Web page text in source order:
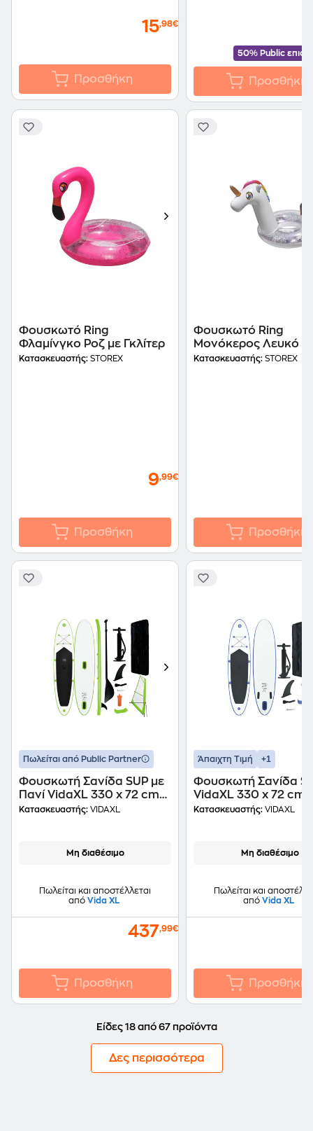
15,98€
Προσθήκη
50% Public
Προσθήκη
Φουσκωτό Ring
Φλαμίνγκο Ροζ με Γκλίτερ
Κατασκευαστής: STOREX
9,99€
Προσθήκη
Φουσκωτό Ring
Μονόκερος Λευκό
Γκλίτερ
Κατασκευαστής: STOREX
Προσθήκη
Πωλείται από Public Partner
Φουσκωτή Σανίδα SUP με
Πανί VidaXL 330 x 72 cm
Πράσινη
Κατασκευαστής: VIDAXL
Μη διαθέσιμο
Πωλείται και αποστέλλεται
από Vida XL
437,99€
Προσθήκη
Άπαιχτη Τιμή +1
Φουσκωτή Σανίδα
VidaXL 330 x 72 cm
Κατασκευαστής: VIDAXL
Μη διαθέσιμο
Πωλείται και
από Vida XL
Προσθήκη
Είδες 18 από 67 προϊόντα
Δες περισσότερα